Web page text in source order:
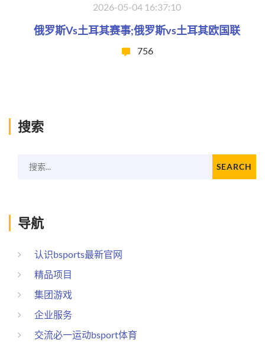
2026-05-04 16:37:10
俄罗斯Vs土耳其赛事;俄罗斯vs土耳其欧国联
756
搜索
搜索... SEARCH
导航
认识bsports最新官网
精品项目
集团游戏
企业服务
交流必一运动bsport体育